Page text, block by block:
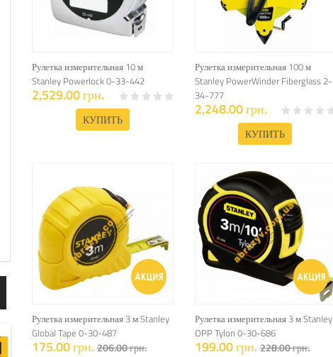
Рулетка измерительная 10 м
Stanley Powerlock 0-33-442
2,529.00 грн.
КУПИТЬ
Рулетка измерительная 100 м
Stanley PowerWinder Fiberglass 2-
34-777
2,248.00 грн.
КУПИТЬ
Рулетка измерительная 3 м Stanley
Global Tape 0-30-487
175.00 грн.206.00 грн.
Рулетка измерительная 3 м Stanley
OPP Tylon 0-30-686
199.00 грн.228.00 грн.